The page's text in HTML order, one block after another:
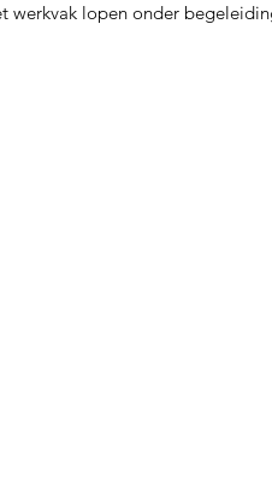
werkvak lopen onder